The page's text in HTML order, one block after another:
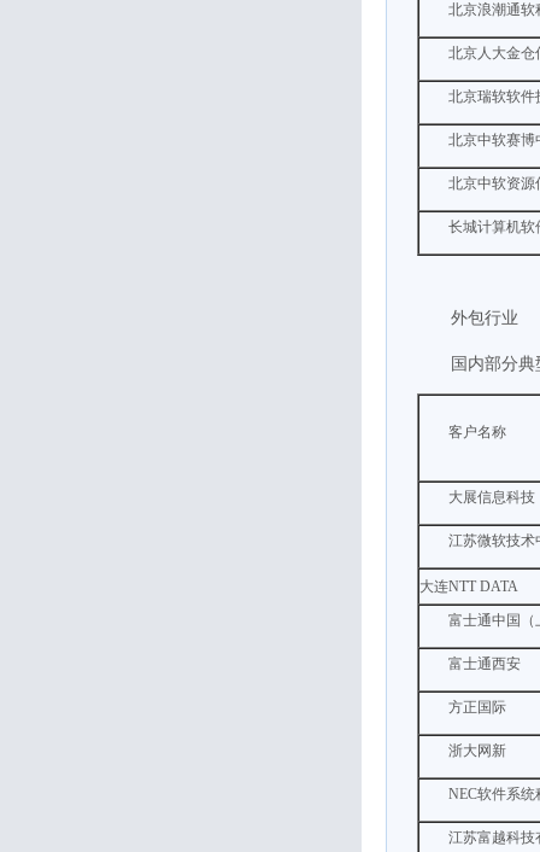
北京浪潮通软
北京人大金仓
北京瑞软软件
北京中软赛博
北京中软资源
长城计算机软
外包行业
国内部分
客户名称
大展信息科
江苏微软技术
大连NTT DATA
富士通中国（
富士通西安
方正国际
浙大网新
NEC软件系
江苏富越科技